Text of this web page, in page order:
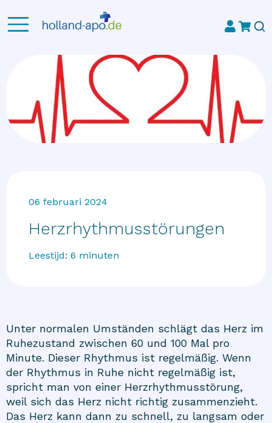
06 februari 2024
Herzrhythmusstörungen
Leestijd:6 minuten
Unter normalen Umständen schlägt das Herz im
Ruhezustand zwischen 60 und 100 Mal pro
Minute. Dieser Rhythmus ist regelmäßig. Wenn
der Rhythmus in Ruhe nicht regelmäßig ist,
spricht man von einer Herzrhythmusstörung,
weil sich das Herz nicht richtig zusammenzieht.
Das Herz kann dann zu schnell, zu langsam oder